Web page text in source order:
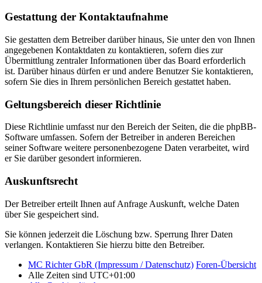
Gestattung der Kontaktaufnahme
Sie gestatten dem Betreiber darüber hinaus, Sie unter den von Ihnen
angegebenen Kontaktdaten zu kontaktieren, sofern dies zur
Übermittlung zentraler Informationen über das Board erforderlich
ist. Darüber hinaus dürfen er und andere Benutzer Sie kontaktieren,
sofern Sie dies in Ihrem persönlichen Bereich gestattet haben.
Geltungsbereich dieser Richtlinie
Diese Richtlinie umfasst nur den Bereich der Seiten, die die phpBB-
Software umfassen. Sofern der Betreiber in anderen Bereichen
seiner Software weitere personenbezogene Daten verarbeitet, wird
er Sie darüber gesondert informieren.
Auskunftsrecht
Der Betreiber erteilt Ihnen auf Anfrage Auskunft, welche Daten
über Sie gespeichert sind.
Sie können jederzeit die Löschung bzw. Sperrung Ihrer Daten
verlangen. Kontaktieren Sie hierzu bitte den Betreiber.
MC Richter GbR (Impressum / Datenschutz) Foren-Übersicht
Alle Zeiten sind UTC+01:00